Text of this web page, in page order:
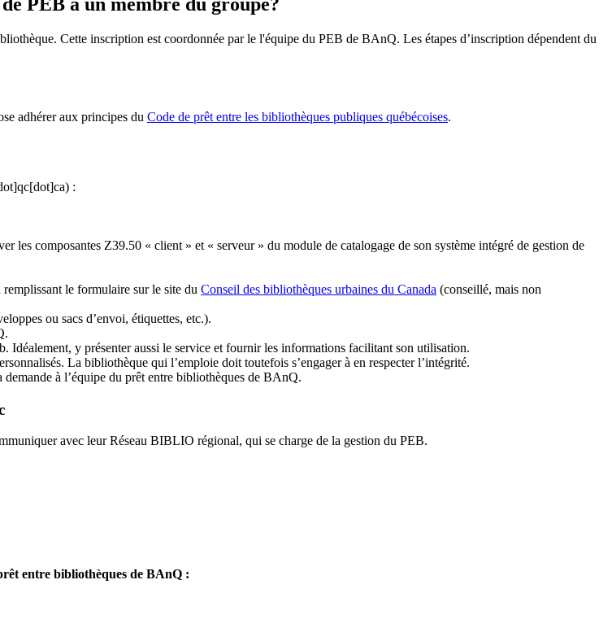
PEB à un membre du groupe?
Cette inscription est coordonnée par le l'équipe du PEB de BAnQ. Les étapes d’inscription dépendent du
adhérer aux principes du Code de prêt entre les bibliothèques publiques québécoises.
:
les composantes Z39.50 « client » et « serveur » du module de catalogage de son système intégré de gestion de
remplissant le formulaire sur le site du Conseil des bibliothèques urbaines du Canada (conseillé, mais non
ou sacs d’envoi, étiquettes, etc.).
Idéalement, y présenter aussi le service et fournir les informations facilitant son utilisation.
La bibliothèque qui l’emploie doit toutefois s’engager à en respecter l’intégrité.
à l’équipe du prêt entre bibliothèques de BAnQ.
avec leur Réseau BIBLIO régional, qui se charge de la gestion du PEB.
entre bibliothèques de BAnQ :